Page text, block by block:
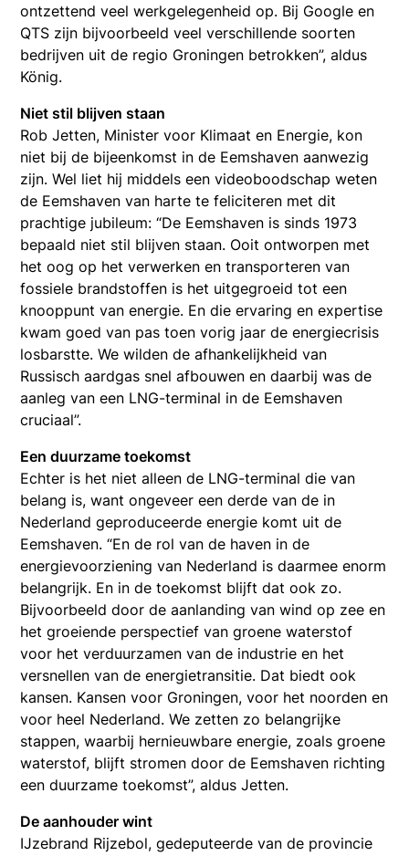
ontzettend veel werkgelegenheid op. Bij Google en
QTS zijn bijvoorbeeld veel verschillende soorten
bedrijven uit de regio Groningen betrokken”, aldus
König.
Niet stil blijven staan
Rob Jetten, Minister voor Klimaat en Energie, kon
niet bij de bijeenkomst in de Eemshaven aanwezig
zijn. Wel liet hij middels een videoboodschap weten
de Eemshaven van harte te feliciteren met dit
prachtige jubileum: “De Eemshaven is sinds 1973
bepaald niet stil blijven staan. Ooit ontworpen met
het oog op het verwerken en transporteren van
fossiele brandstoffen is het uitgegroeid tot een
knooppunt van energie. En die ervaring en expertise
kwam goed van pas toen vorig jaar de energiecrisis
losbarstte. We wilden de afhankelijkheid van
Russisch aardgas snel afbouwen en daarbij was de
aanleg van een LNG-terminal in de Eemshaven
cruciaal”.
Een duurzame toekomst
Echter is het niet alleen de LNG-terminal die van
belang is, want ongeveer een derde van de in
Nederland geproduceerde energie komt uit de
Eemshaven. “En de rol van de haven in de
energievoorziening van Nederland is daarmee enorm
belangrijk. En in de toekomst blijft dat ook zo.
Bijvoorbeeld door de aanlanding van wind op zee en
het groeiende perspectief van groene waterstof
voor het verduurzamen van de industrie en het
versnellen van de energietransitie. Dat biedt ook
kansen. Kansen voor Groningen, voor het noorden en
voor heel Nederland. We zetten zo belangrijke
stappen, waarbij hernieuwbare energie, zoals groene
waterstof, blijft stromen door de Eemshaven richting
een duurzame toekomst”, aldus Jetten.
De aanhouder wint
IJzebrand Rijzebol, gedeputeerde van de provincie